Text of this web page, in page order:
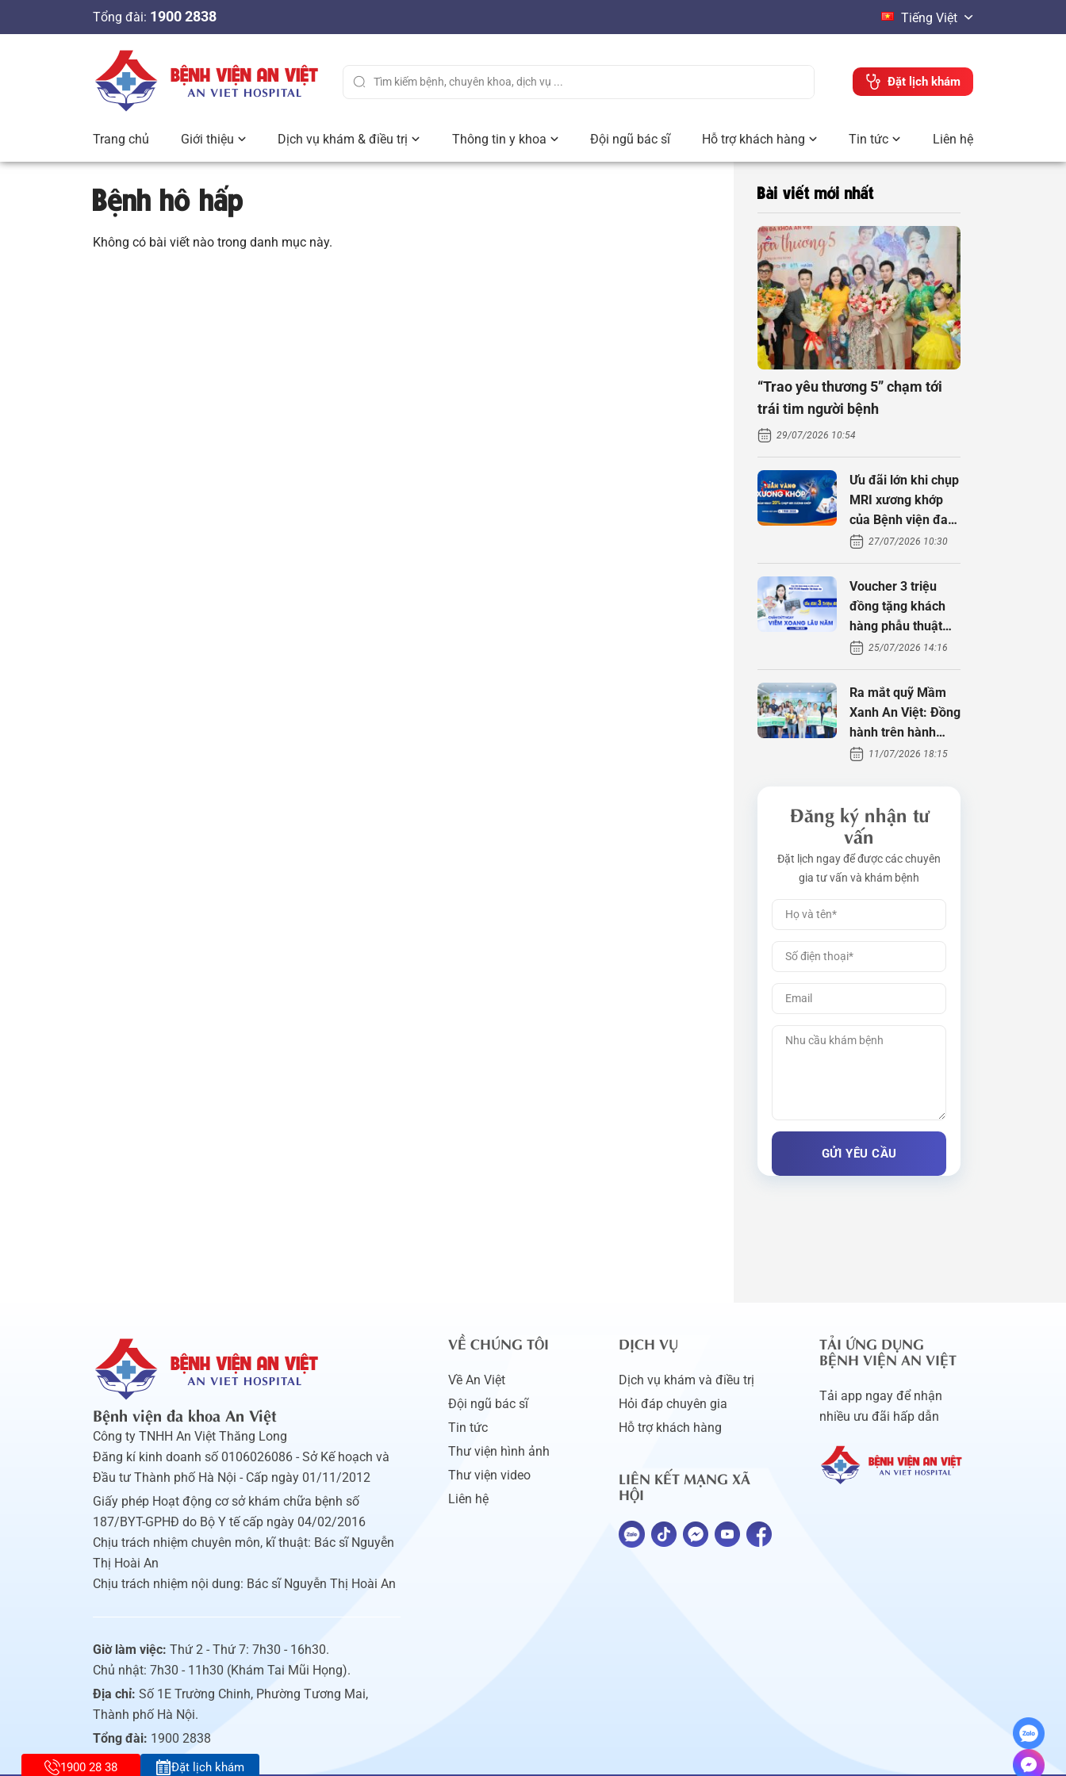
n
Tổng đài: 1900 2838 Tiếng Việt
Đặt lịch khám
Trang chủ Giới thiệu Dịch vụ khám & điều trị Thông tin y khoa Đội ngũ bác sĩ Hỗ trợ khách hàng Tin tức Liên hệ
Bệnh hô hấp
Không có bài viết nào trong danh mục này.
Bài viết mới nhất
“Trao yêu thương 5” chạm tới
trái tim người bệnh
29/07/2026 10:54
Ưu đãi lớn khi chụp
MRI xương khớp
của Bệnh viện đa
khoa An Việt
27/07/2026 10:30
Voucher 3 triệu
đồng tặng khách
hàng phẫu thuật
xoang cùng PGS.
TS Nguyễn Thị
Hoài An
25/07/2026 14:16
Ra mắt quỹ Mầm
Xanh An Việt: Đồng
hành trên hành
trình tìm con
11/07/2026 18:15
Đăng ký nhận tư
vấn
Đặt lịch ngay để được các chuyên
gia tư vấn và khám bệnh
Bệnh viện đa khoa An Việt
Công ty TNHH An Việt Thăng Long
Đăng kí kinh doanh số 0106026086 - Sở Kế hoạch và
Đầu tư Thành phố Hà Nội - Cấp ngày 01/11/2012
Giấy phép Hoạt động cơ sở khám chữa bệnh số
187/BYT-GPHĐ do Bộ Y tế cấp ngày 04/02/2016
Chịu trách nhiệm chuyên môn, kĩ thuật: Bác sĩ Nguyễn
Thị Hoài An
Chịu trách nhiệm nội dung: Bác sĩ Nguyễn Thị Hoài An
Giờ làm việc: Thứ 2 - Thứ 7: 7h30 - 16h30.
Chủ nhật: 7h30 - 11h30 (Khám Tai Mũi Họng).
Địa chỉ: Số 1E Trường Chinh, Phường Tương Mai,
Thành phố Hà Nội.
Tổng đài: 1900 2838
VỀ CHÚNG TÔI
Về An Việt
Đội ngũ bác sĩ
Tin tức
Thư viện hình ảnh
Thư viện video
Liên hệ
DỊCH VỤ
Dịch vụ khám và điều trị
Hỏi đáp chuyên gia
Hỗ trợ khách hàng
LIÊN KẾT MẠNG XÃ
HỘI
TẢI ỨNG DỤNG
BỆNH VIỆN AN VIỆT
Tải app ngay để nhận
nhiều ưu đãi hấp dẫn
1900 28 38 Đặt lịch khám